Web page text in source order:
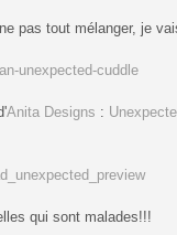
pas tout mélanger, je
Anita Designs :
qui sont malades!!!